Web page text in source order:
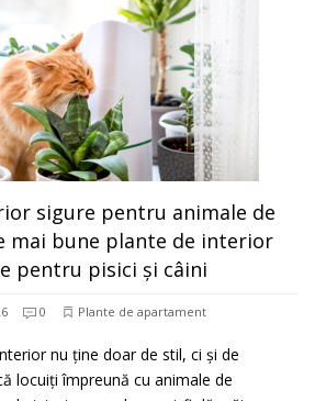
sigure pentru animale de
mai bune plante de interior
pentru pisici și câini
0 Plante de apartament
nu ține doar de stil, ci și de
locuiți împreună cu animale de